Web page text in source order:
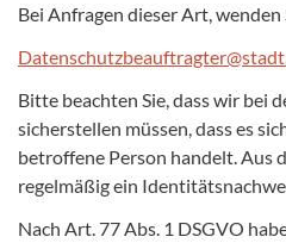
Bei Anfragen dieser Art, wenden
Bitte beachten Sie, dass wir bei
sicherstellen müssen, dass es
betroffene Person handelt. Aus
regelmäßig ein
Nach Art. 77 Abs. 1 DSGVO